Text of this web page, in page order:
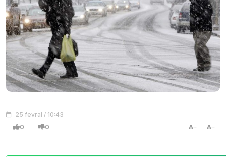
25 fevral / 10:43
0 0 A A